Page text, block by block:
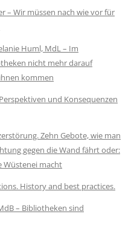
– Wir müssen nach wie vor für
Huml, MdL – Im
nicht mehr darauf
kommen
und Konsequenzen
Zehn Gebote, wie man
gegen die Wand fährt oder:
Wüstenei macht
History and best practices.
– Bibliotheken sind